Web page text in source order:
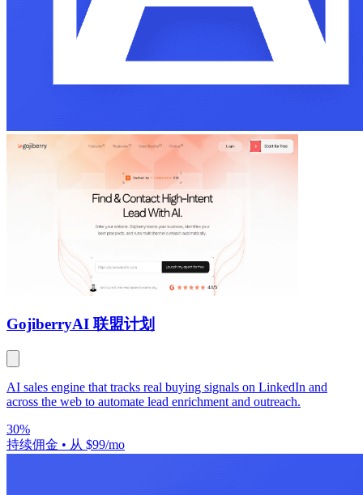
GojiberryAI 联盟计划
AI sales engine that tracks real buying signals on LinkedIn and
across the web to automate lead enrichment and outreach.
30%
持续佣金 • 从 $99/mo